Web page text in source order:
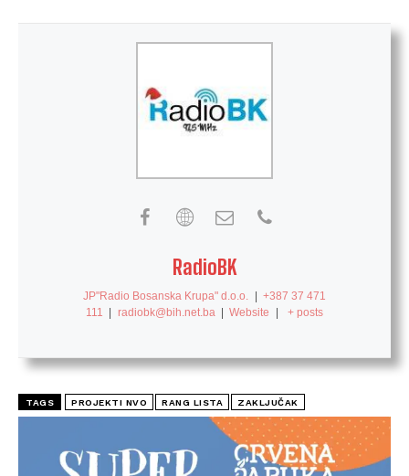
RadioBK
JP"Radio Bosanska Krupa" d.o.o. | +387 37 471
111
| radiobk@bih.net.ba | Website | + posts
TAGS PROJEKTI NVO RANG LISTA ZAKLJUČAK